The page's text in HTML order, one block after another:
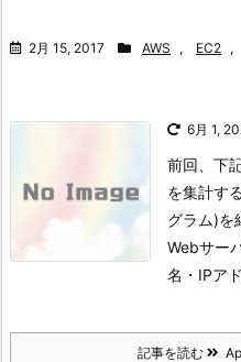
2月 15, 2017 AWS , EC2 ,
6月 1,
前回、下
を集計す
グラム)を
Webサー
名・IPア
記事を読む